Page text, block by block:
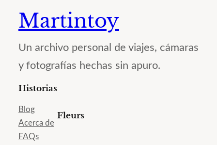
Martintoy
Un archivo personal de viajes, cámaras
y fotografías hechas sin apuro.
Historias
Blog
Acerca de
FAQs
Fleurs